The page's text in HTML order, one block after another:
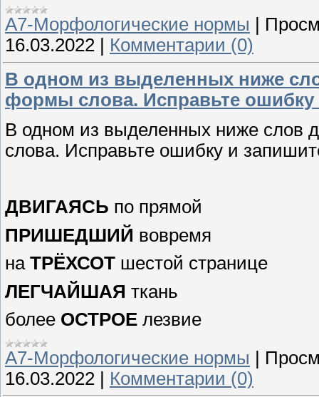
А7-Морфологические нормы
16.03.2022
Комментарии (0)
В одном из выделенных ниже
формы слова. Исправьте
В одном из выделенных ниже слов
слова. Исправьте ошибку и
ДВИГАЯСЬ по прямой
ПРИШЕДШИЙ вовремя
на ТРЁХСОТ шестой странице
ЛЕГЧАЙШАЯ ткань
более ОСТРОЕ лезвие
А7-Морфологические нормы
16.03.2022
Комментарии (0)